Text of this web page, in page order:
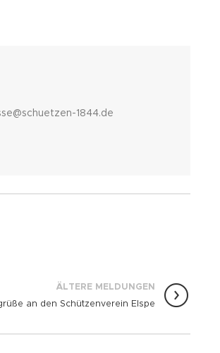
1844.de
ÄLTERE MELDUNGEN
an den Schützenverein Elspe